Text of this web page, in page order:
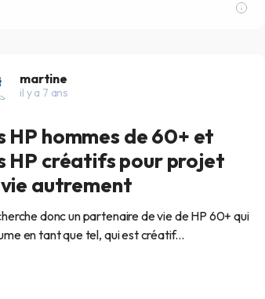
martine
il y a 7 ans
HP hommes de 60+ et
HP créatifs pour projet
autrement
donc un partenaire de vie de HP 60+ qui
en tant que tel, qui est créatif...